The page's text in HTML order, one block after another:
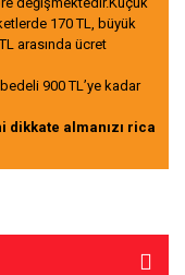
170 TL, büyük
arasında ücret
900 TL’ye kadar
almanızı rica